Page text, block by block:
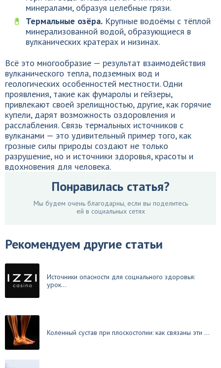
минералами, образуя целебные грязи.
Термальные озёра. Крупные водоёмы с тёплой
минерализованной водой, образующиеся в
вулканических кратерах и низинах.
Всё это многообразие — результат взаимодействия
вулканического тепла, подземных вод и
геологических особенностей местности. Одни
проявления, такие как фумаролы и гейзеры,
привлекают своей зрелищностью, другие, как горячие
купели, дарят возможность оздоровления и
расслабления. Связь термальных источников с
вулканами — это удивительный пример того, как
грозные силы природы создают не только
разрушение, но и источники здоровья, красоты и
вдохновения для человека.
Понравилась статья?
Мы будем очень благодарны, если вы поделитесь
ей в социальных сетях
Рекомендуем другие статьи
Источники опасности для социального здоровья:
урок...
Коленный сустав при плоскостопии: как связаны эти ...